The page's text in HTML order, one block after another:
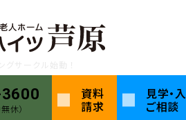
休）
資料
請求
見学・
ご相談